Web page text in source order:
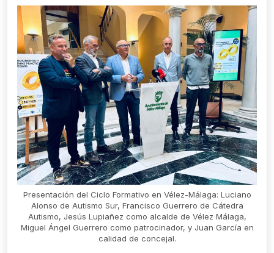
Presentación del Ciclo Formativo en Vélez-Málaga: Luciano
Alonso de Autismo Sur, Francisco Guerrero de Cátedra
Autismo, Jesús Lupiañez como alcalde de Vélez Málaga,
Miguel Ángel Guerrero como patrocinador, y Juan García en
calidad de concejal.